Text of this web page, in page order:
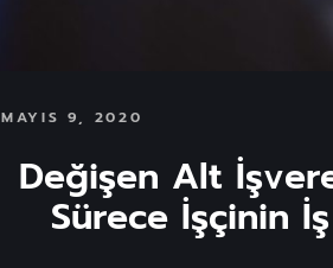
MAYIS 9, 2020
Değişen Alt
Sürece İşçinin